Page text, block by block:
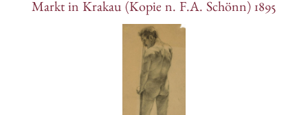
Markt in Krakau (Kopie n. F.A. Schönn) 1895